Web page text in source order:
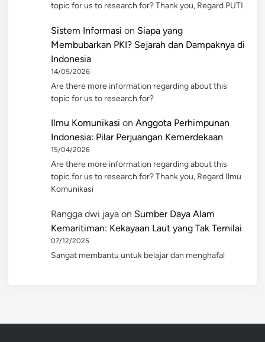
topic for us to research for? Thank you, Regard PUTI
Sistem Informasi on Siapa yang
Membubarkan PKI? Sejarah dan Dampaknya di
Indonesia
14/05/2026
Are there more information regarding about this
topic for us to research for?
Ilmu Komunikasi on Anggota Perhimpunan
Indonesia: Pilar Perjuangan Kemerdekaan
15/04/2026
Are there more information regarding about this
topic for us to research for? Thank you, Regard Ilmu
Komunikasi
Rangga dwi jaya on Sumber Daya Alam
Kemaritiman: Kekayaan Laut yang Tak Ternilai
07/12/2025
Sangat membantu untuk belajar dan menghafal